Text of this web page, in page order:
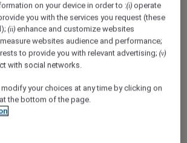
réinvente l’hôtellerie
une marque d’hôtels d’un style
pour une clientèle moderne et
met en scène uneculture
haut de gamme
client/collaborateur décomplexés,
restauration, des espaces
facilitées, et une identité
signifie intégrer un univers vibrant
on your device in order to :(i) operate
you with the services you request (these
(ii) enhance and customize websites
measure websites audience and performance;
to provide you with relevant advertising;(v)
with social networks.
your choices at any time by clicking on
the bottom of the page.